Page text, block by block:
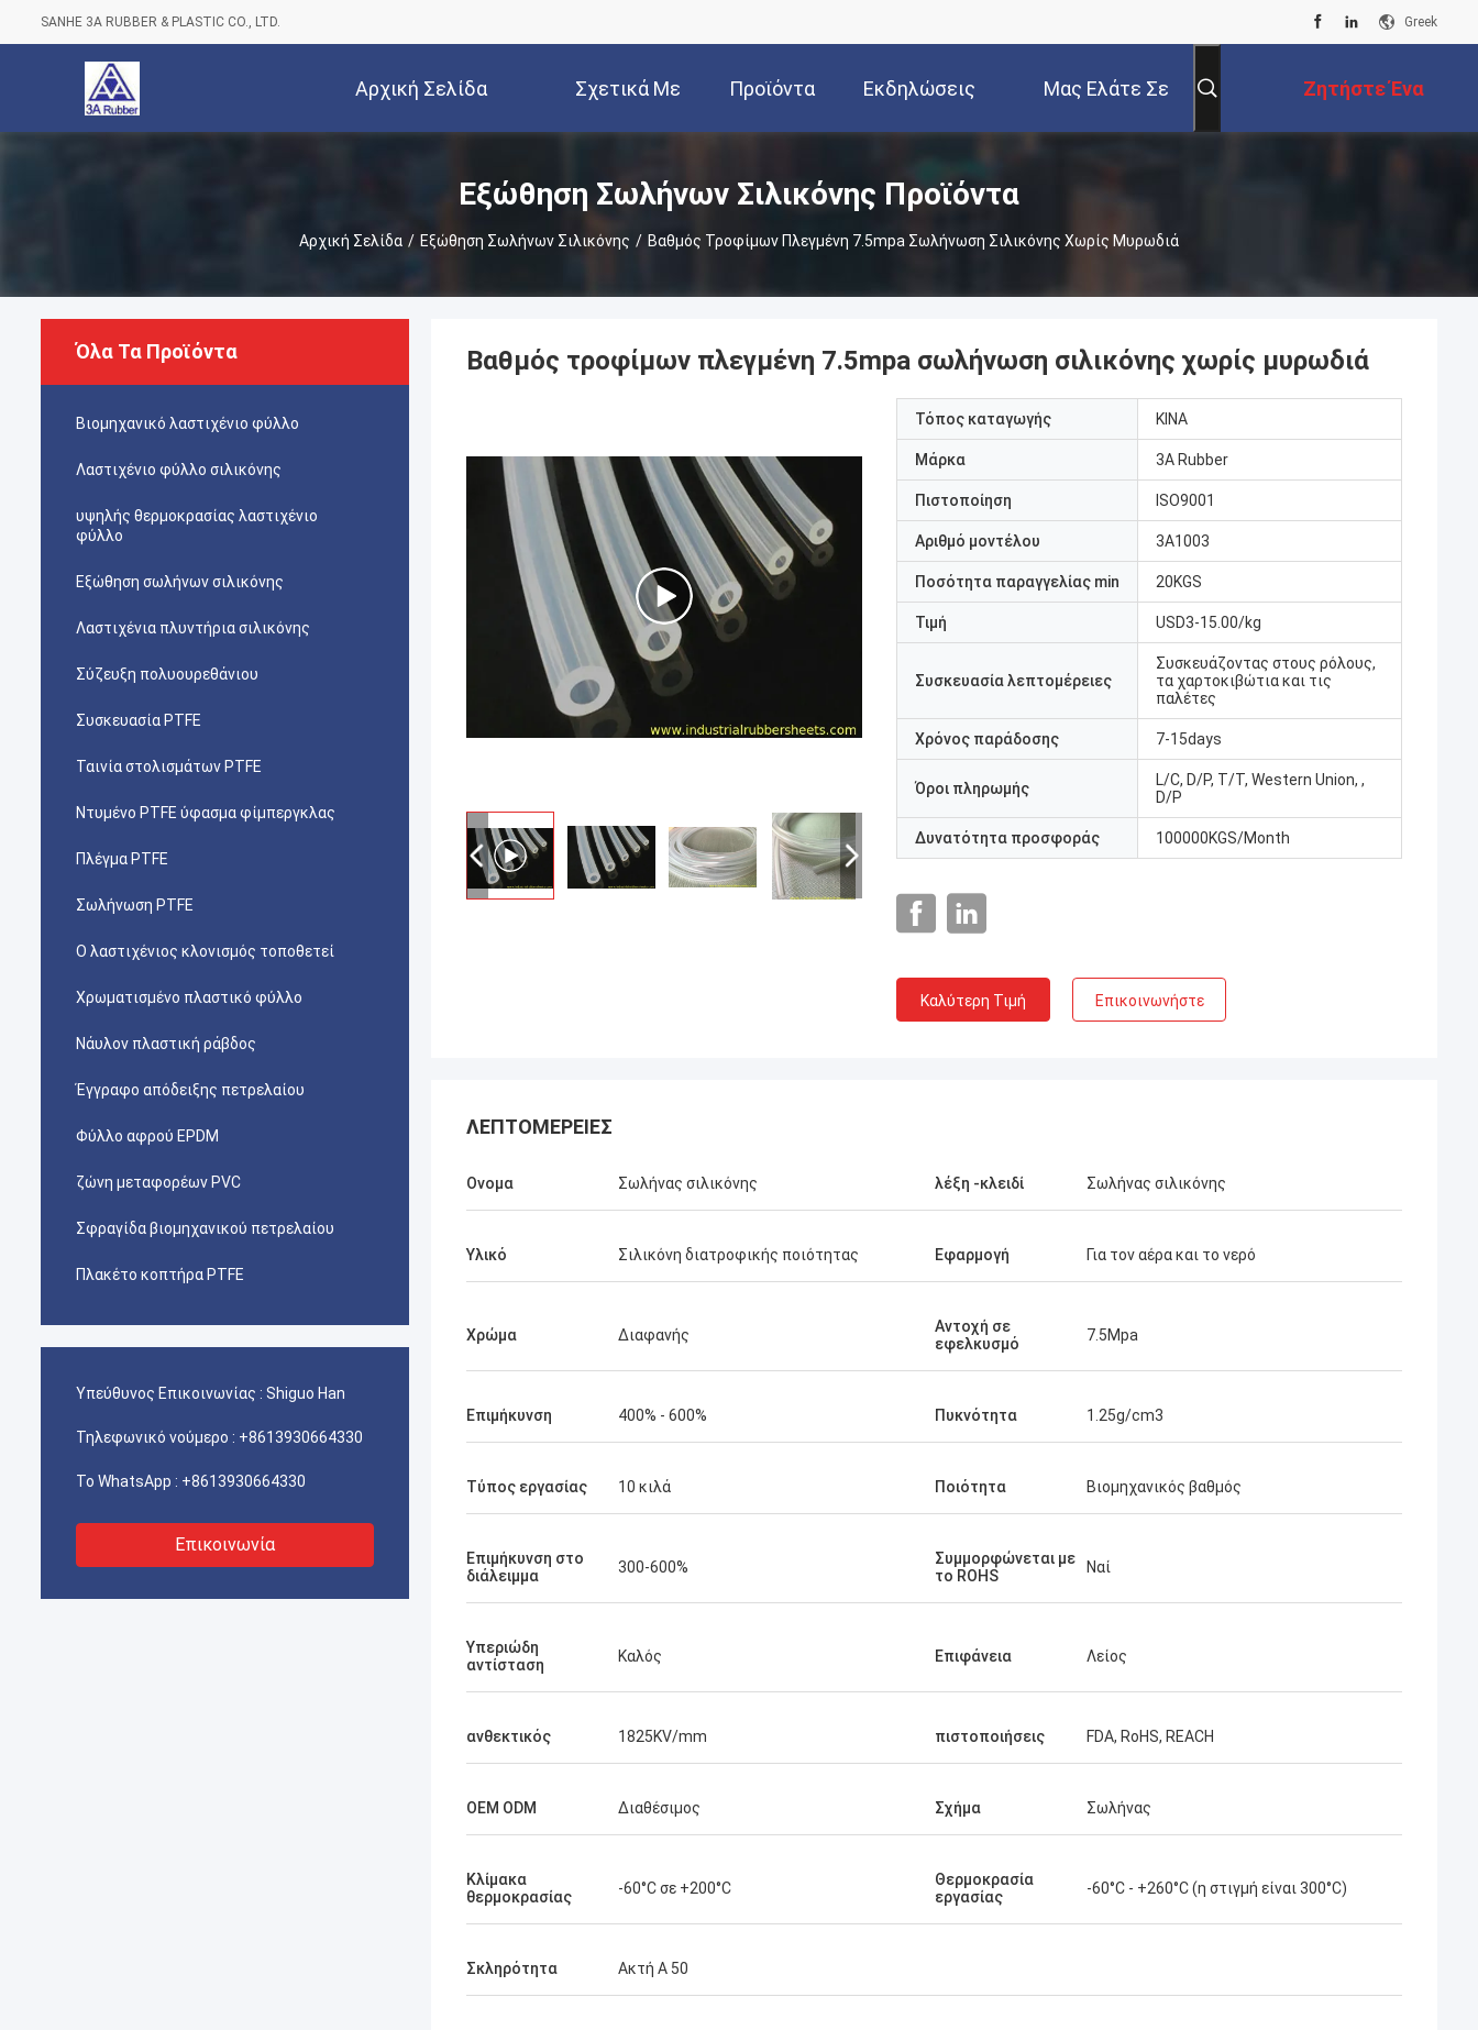
SANHE 3A RUBBER & PLASTIC CO., LTD. Greek
Αρχική Σελίδα Σχετικά Με
Εμάς
Προϊόντα Εκδηλώσεις Μας Ελάτε Σε Ζητήστε Ένα
Απόσπασμα
Εξώθηση Σωλήνων Σιλικόνης Προϊόντα
Αρχική Σελίδα / Εξώθηση Σωλήνων Σιλικόνης / Βαθμός Τροφίμων Πλεγμένη 7.5mpa Σωλήνωση Σιλικόνης Χωρίς Μυρωδιά
Όλα Τα Προϊόντα
Βιομηχανικό λαστιχένιο φύλλο
Λαστιχένιο φύλλο σιλικόνης
υψηλής θερμοκρασίας λαστιχένιο
φύλλο
Εξώθηση σωλήνων σιλικόνης
Λαστιχένια πλυντήρια σιλικόνης
Σύζευξη πολυουρεθάνιου
Συσκευασία PTFE
Ταινία στολισμάτων PTFE
Ντυμένο PTFE ύφασμα φίμπεργκλας
Πλέγμα PTFE
Σωλήνωση PTFE
Ο λαστιχένιος κλονισμός τοποθετεί
Χρωματισμένο πλαστικό φύλλο
Νάυλον πλαστική ράβδος
Έγγραφο απόδειξης πετρελαίου
Φύλλο αφρού EPDM
ζώνη μεταφορέων PVC
Σφραγίδα βιομηχανικού πετρελαίου
Πλακέτο κοπτήρα PTFE
Υπεύθυνος Επικοινωνίας : Shiguo Han
Τηλεφωνικό νούμερο : +8613930664330
Το WhatsApp : +8613930664330
Επικοινωνία
Βαθμός τροφίμων πλεγμένη 7.5mpa σωλήνωση σιλικόνης χωρίς μυρωδιά
Τόπος καταγωγής ΚΙΝΑ
Μάρκα 3A Rubber
Πιστοποίηση ISO9001
Αριθμό μοντέλου 3A1003
Ποσότητα παραγγελίας min 20KGS
Τιμή USD3-15.00/kg
Συσκευασία λεπτομέρειες
Συσκευάζοντας στους ρόλους,
τα χαρτοκιβώτια και τις
παλέτες
Χρόνος παράδοσης 7-15days
Όροι πληρωμής
L/C, D/P, T/T, Western Union, ,
D/P
Δυνατότητα προσφοράς 100000KGS/Month
Καλύτερη Τιμή Επικοινωνήστε
ΛΕΠΤΟΜΈΡΕΙΕΣ
Ονομα Σωλήνας σιλικόνης λέξη -κλειδί Σωλήνας σιλικόνης
Υλικό Σιλικόνη διατροφικής ποιότητας Εφαρμογή Για τον αέρα και το νερό
Χρώμα Διαφανής
Αντοχή σε
εφελκυσμό
7.5Mpa
Επιμήκυνση 400% - 600% Πυκνότητα 1.25g/cm3
Τύπος εργασίας 10 κιλά Ποιότητα Βιομηχανικός βαθμός
Επιμήκυνση στο
διάλειμμα
300-600%
Συμμορφώνεται με
το ROHS
Ναί
Υπεριώδη
αντίσταση
Καλός Επιφάνεια Λείος
ανθεκτικός 1825KV/mm πιστοποιήσεις FDA, RoHS, REACH
OEM ODM Διαθέσιμος Σχήμα Σωλήνας
Κλίμακα
θερμοκρασίας
-60°C σε +200°C
Θερμοκρασία
εργασίας
-60°C - +260°C (η στιγμή είναι 300°C)
Σκληρότητα Ακτή Α 50